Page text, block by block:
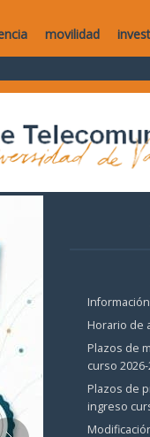
movilidad
Horario de
Plazos de
curso
Plazos de
ingreso